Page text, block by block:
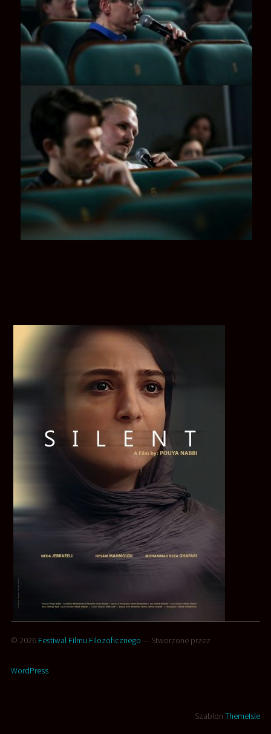
© 2026 Festiwal Filmu Filozoficznego — Stworzone przez
WordPress
SzablonThemeIsle